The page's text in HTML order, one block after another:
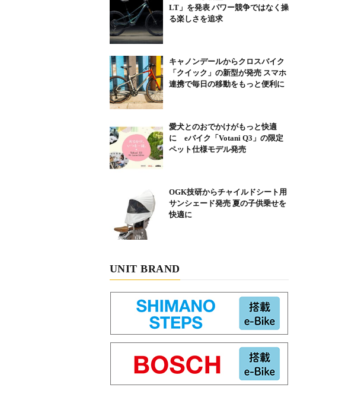
LT」を発表 パワー競争ではなく操
る楽しさを追求
キャノンデールからクロスバイク
「クイック」の新型が発売 スマホ
連携で毎日の移動をもっと便利に
愛犬とのおでかけがもっと快適
に eバイク「Votani Q3」の限定
ペット仕様モデル発売
OGK技研からチャイルドシート用
サンシェード発売 夏の子供乗せを
快適に
UNIT BRAND